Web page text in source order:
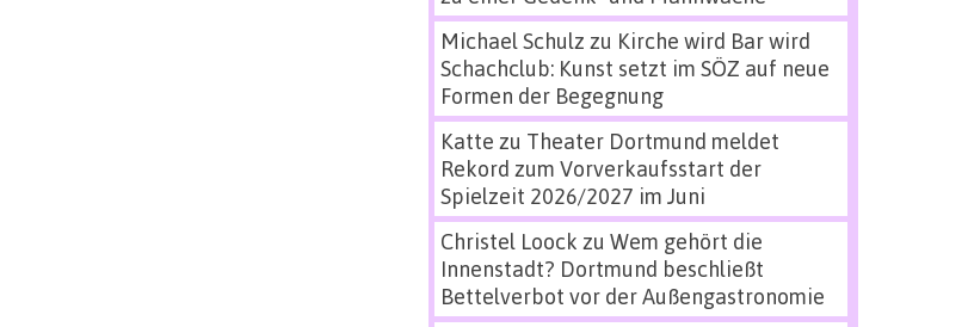
Michael Schulz zu Kirche wird Bar wird
Schachclub: Kunst setzt im SÖZ auf neue
Formen der Begegnung
Katte zu Theater Dortmund meldet
Rekord zum Vorverkaufsstart der
Spielzeit 2026/2027 im Juni
Christel Loock zu Wem gehört die
Innenstadt? Dortmund beschließt
Bettelverbot vor der Außengastronomie